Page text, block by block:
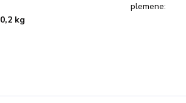
plemene:
0,2 kg